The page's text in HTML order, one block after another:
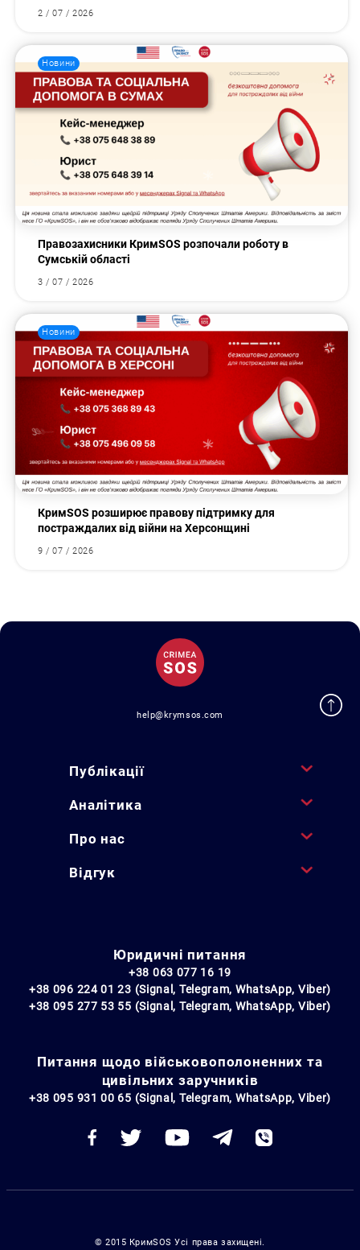
2 / 07 / 2026
Новини
Правозахисники КримSOS розпочали роботу в
Сумській області
3 / 07 / 2026
Новини
КримSOS розширює правову підтримку для
постраждалих від війни на Херсонщині
9 / 07 / 2026
help@krymsos.com
Публікації
Аналітика
Про нас
Відгук
Юридичні питання
+38 063 077 16 19
+38 096 224 01 23 (Signal, Telegram, WhatsApp, Viber)
+38 095 277 53 55 (Signal, Telegram, WhatsApp, Viber)
Питання щодо військовополоненних та
цивільних заручників
+38 095 931 00 65 (Signal, Telegram, WhatsApp, Viber)
© 2015 КримSOS Усі права захищені.